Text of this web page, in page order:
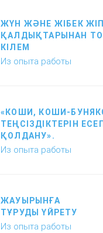
ЖҮН ЖӘНЕ ЖІБЕК ЖІП
ҚАЛДЫҚТАРЫНАН
КІЛЕМ
Из опыта работы
«КОШИ, КОШИ-
ТЕҢСІЗДІКТЕРІН
ҚОЛДАНУ».
Из опыта работы
ЖАУЫРЫНҒА
ТҰРУДЫ ҮЙРЕТУ
Из опыта работы